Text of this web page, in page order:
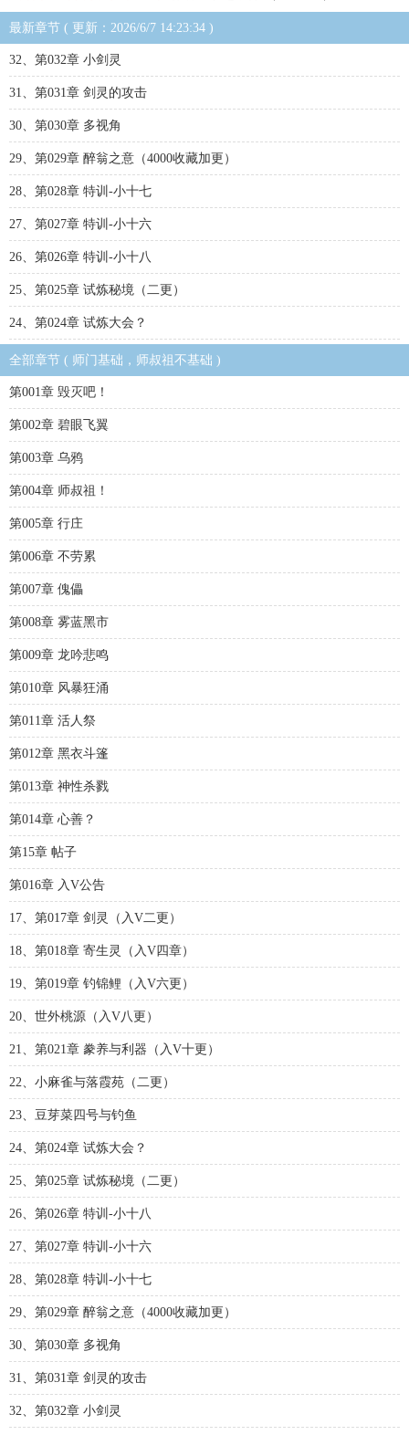
最新章节 ( 更新：2026/6/7 14:23:34 )
32、第032章 小剑灵
31、第031章 剑灵的攻击
30、第030章 多视角
29、第029章 醉翁之意（4000收藏加更）
28、第028章 特训-小十七
27、第027章 特训-小十六
26、第026章 特训-小十八
25、第025章 试炼秘境（二更）
24、第024章 试炼大会？
全部章节 ( 师门基础，师叔祖不基础 )
第001章 毁灭吧！
第002章 碧眼飞翼
第003章 乌鸦
第004章 师叔祖！
第005章 行庄
第006章 不劳累
第007章 傀儡
第008章 雾蓝黑市
第009章 龙吟悲鸣
第010章 风暴狂涌
第011章 活人祭
第012章 黑衣斗篷
第013章 神性杀戮
第014章 心善？
第15章 帖子
第016章 入V公告
17、第017章 剑灵（入V二更）
18、第018章 寄生灵（入V四章）
19、第019章 钓锦鲤（入V六更）
20、世外桃源（入V八更）
21、第021章 豢养与利器（入V十更）
22、小麻雀与落霞苑（二更）
23、豆芽菜四号与钓鱼
24、第024章 试炼大会？
25、第025章 试炼秘境（二更）
26、第026章 特训-小十八
27、第027章 特训-小十六
28、第028章 特训-小十七
29、第029章 醉翁之意（4000收藏加更）
30、第030章 多视角
31、第031章 剑灵的攻击
32、第032章 小剑灵